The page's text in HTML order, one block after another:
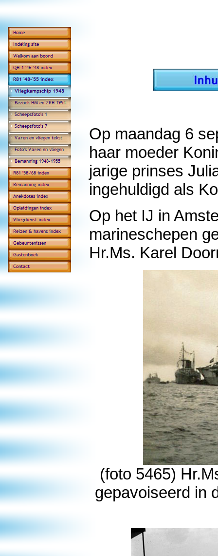
Op maandag 6
haar moeder
jarige prinses
ingehuldigd als
Op het IJ in
marineschepen
Hr.Ms. Karel
(foto 5465)
gepavoiseerd in